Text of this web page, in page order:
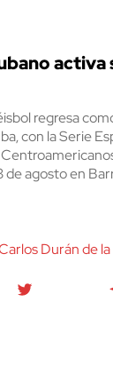
activa
regresa
con la Serie
de agosto en
Durán de